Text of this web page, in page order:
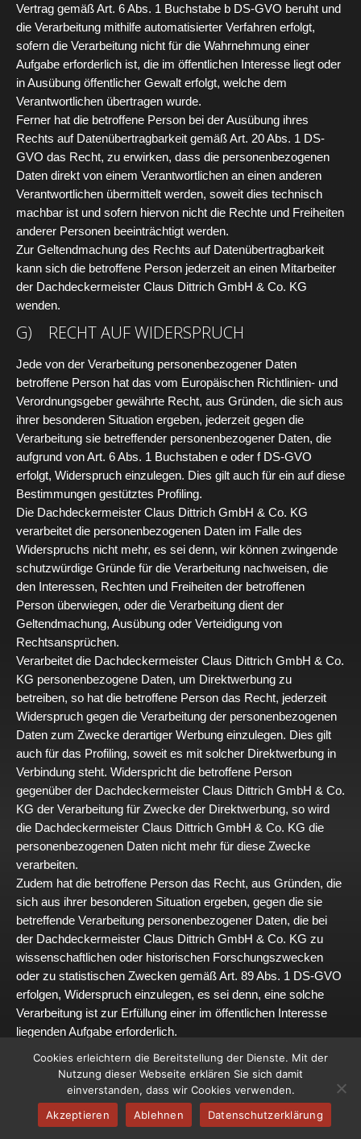
Vertrag gemäß Art. 6 Abs. 1 Buchstabe b DS-GVO beruht und
die Verarbeitung mithilfe automatisierter Verfahren erfolgt,
sofern die Verarbeitung nicht für die Wahrnehmung einer
Aufgabe erforderlich ist, die im öffentlichen Interesse liegt oder
in Ausübung öffentlicher Gewalt erfolgt, welche dem
Verantwortlichen übertragen wurde.
Ferner hat die betroffene Person bei der Ausübung ihres
Rechts auf Datenübertragbarkeit gemäß Art. 20 Abs. 1 DS-
GVO das Recht, zu erwirken, dass die personenbezogenen
Daten direkt von einem Verantwortlichen an einen anderen
Verantwortlichen übermittelt werden, soweit dies technisch
machbar ist und sofern hiervon nicht die Rechte und Freiheiten
anderer Personen beeinträchtigt werden.
Zur Geltendmachung des Rechts auf Datenübertragbarkeit
kann sich die betroffene Person jederzeit an einen Mitarbeiter
der Dachdeckermeister Claus Dittrich GmbH & Co. KG
wenden.
G) RECHT AUF WIDERSPRUCH
Jede von der Verarbeitung personenbezogener Daten
betroffene Person hat das vom Europäischen Richtlinien- und
Verordnungsgeber gewährte Recht, aus Gründen, die sich aus
ihrer besonderen Situation ergeben, jederzeit gegen die
Verarbeitung sie betreffender personenbezogener Daten, die
aufgrund von Art. 6 Abs. 1 Buchstaben e oder f DS-GVO
erfolgt, Widerspruch einzulegen. Dies gilt auch für ein auf diese
Bestimmungen gestütztes Profiling.
Die Dachdeckermeister Claus Dittrich GmbH & Co. KG
verarbeitet die personenbezogenen Daten im Falle des
Widerspruchs nicht mehr, es sei denn, wir können zwingende
schutzwürdige Gründe für die Verarbeitung nachweisen, die
den Interessen, Rechten und Freiheiten der betroffenen
Person überwiegen, oder die Verarbeitung dient der
Geltendmachung, Ausübung oder Verteidigung von
Rechtsansprüchen.
Verarbeitet die Dachdeckermeister Claus Dittrich GmbH & Co.
KG personenbezogene Daten, um Direktwerbung zu
betreiben, so hat die betroffene Person das Recht, jederzeit
Widerspruch gegen die Verarbeitung der personenbezogenen
Daten zum Zwecke derartiger Werbung einzulegen. Dies gilt
auch für das Profiling, soweit es mit solcher Direktwerbung in
Verbindung steht. Widerspricht die betroffene Person
gegenüber der Dachdeckermeister Claus Dittrich GmbH & Co.
KG der Verarbeitung für Zwecke der Direktwerbung, so wird
die Dachdeckermeister Claus Dittrich GmbH & Co. KG die
personenbezogenen Daten nicht mehr für diese Zwecke
verarbeiten.
Zudem hat die betroffene Person das Recht, aus Gründen, die
sich aus ihrer besonderen Situation ergeben, gegen die sie
betreffende Verarbeitung personenbezogener Daten, die bei
der Dachdeckermeister Claus Dittrich GmbH & Co. KG zu
wissenschaftlichen oder historischen Forschungszwecken
oder zu statistischen Zwecken gemäß Art. 89 Abs. 1 DS-GVO
erfolgen, Widerspruch einzulegen, es sei denn, eine solche
Verarbeitung ist zur Erfüllung einer im öffentlichen Interesse
liegenden Aufgabe erforderlich.
betroffene Person direkt an jeden Mitarbeiter der
Dachdeckermeister Claus Dittrich GmbH & Co. KG oder einen
anderen Mitarbeiter wenden. Der betroffenen Person steht es
ferner frei, im Zusammenhang mit der Nutzung von Diensten
Cookies erleichtern die Bereitstellung der Dienste. Mit der
Nutzung dieser Webseite erklären Sie sich damit
einverstanden, dass wir Cookies verwenden.
Akzeptieren
Ablehnen Datenschutzerklärung